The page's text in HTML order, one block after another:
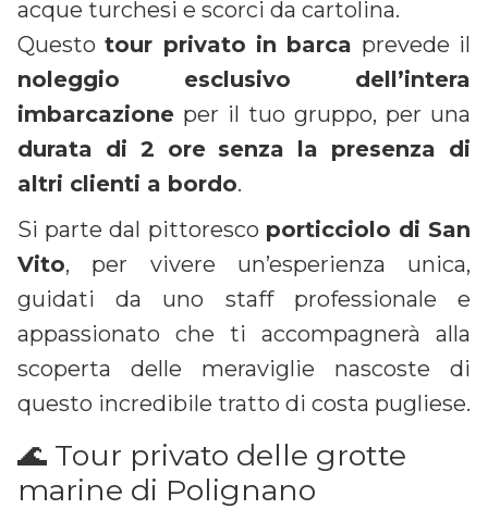
acque turchesi e scorci da cartolina.
Questotour privato in barca prevede il
noleggio esclusivo dell’intera
imbarcazione per il tuo gruppo, per una
durata di 2 ore senza la presenza di
altri clienti a bordo.
Si parte dal pittoresco porticciolo di San
Vito, per vivere un’esperienza unica,
guidati da uno staff professionale e
appassionato che ti accompagnerà alla
scoperta delle meraviglie nascoste di
questo incredibile tratto di costa pugliese.
🌊 Tour privato delle grotte
marine di Polignano